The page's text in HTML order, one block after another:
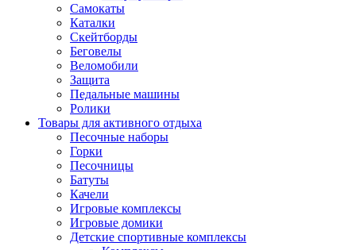
Самокаты
Каталки
Скейтборды
Беговелы
Веломобили
Защита
Педальные машины
Ролики
Товары для активного отдыха
Песочные наборы
Горки
Песочницы
Батуты
Качели
Игровые комплексы
Игровые домики
Детские спортивные комплексы